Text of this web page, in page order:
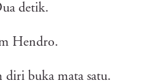
detik.
Hendro.
diri buka mata satu.